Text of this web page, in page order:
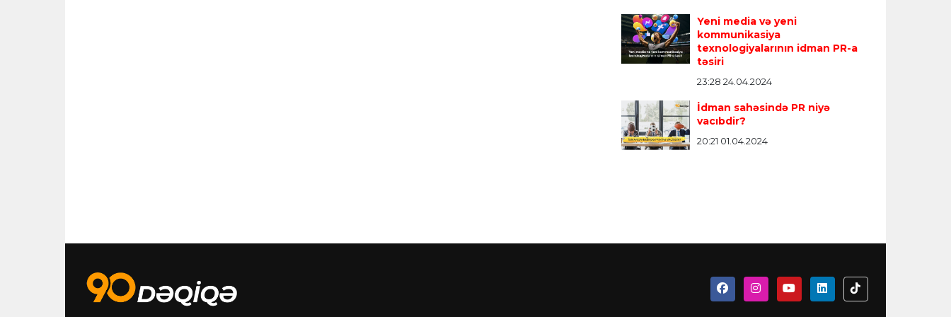
Yeni media və yeni
kommunikasiya
texnologiyalarının idman PR-a
təsiri
23:28 24.04.2024
İdman sahəsində PR niyə
vacıbdir?
20:21 01.04.2024